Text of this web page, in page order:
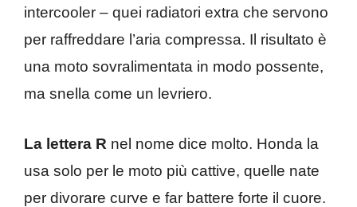
intercooler – quei radiatori extra che servono
per raffreddare l’aria compressa. Il risultato è
una moto sovralimentata in modo possente,
ma snella come un levriero.
La lettera R nel nome dice molto. Honda la
usa solo per le moto più cattive, quelle nate
per divorare curve e far battere forte il cuore.